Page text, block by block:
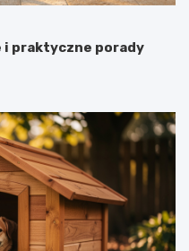
i praktyczne porady